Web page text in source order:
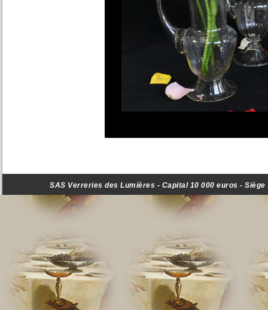
SAS Verreries des Lumières - Capital 10 000 euros -